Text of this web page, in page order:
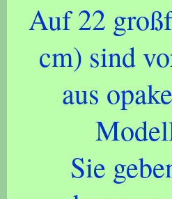
Auf 22
cm) sind
aus
Sie